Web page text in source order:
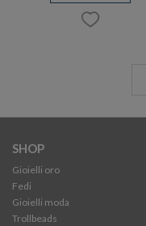
SHOP
Gioielli oro
Fedi
Gioielli moda
Trollbeads